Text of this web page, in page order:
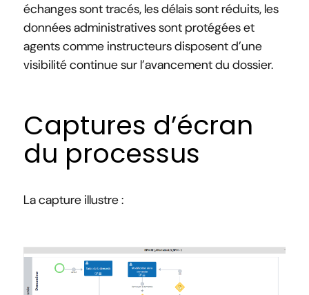
échanges sont tracés, les délais sont réduits, les
données administratives sont protégées et
agents comme instructeurs disposent d’une
visibilité continue sur l’avancement du dossier.
Captures d’écran
du processus
La capture illustre :